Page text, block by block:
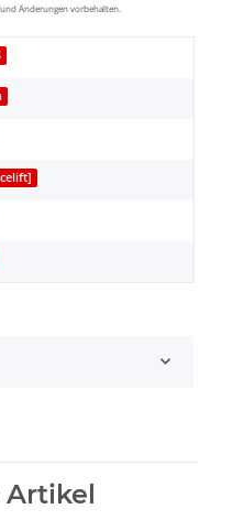
Änderungen vorbehalten.